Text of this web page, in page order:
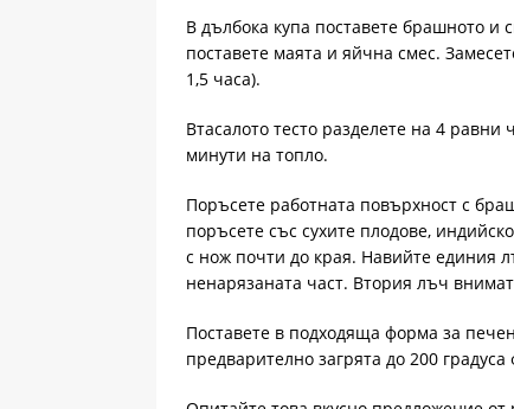
В дълбока купа поставете брашното и
поставете маята и яйчна смес.
1,5 часа).
Втасалото тесто разделете на 4 равни
минути на топло.
Поръсете работната повърхност с
поръсете със сухите плодове,
с нож почти до края. Навийте единия
ненарязаната част. Втория лъч
Поставете в подходяща форма за
предварително загрята до 200